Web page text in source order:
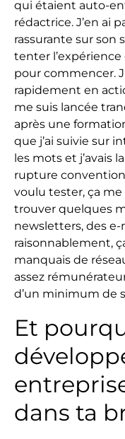
qui étaient auto-
rédactrice. J’en ai
rassurante sur son
tenter
pour commencer.
rapidement en
me suis lancée
après une
que j’ai suivie sur
les mots et j’avais
rupture
voulu tester, ça me
trouver quelques
newsletters, des
raisonnablement,
manquais de
assez
d’un minimum de
Et
dans ta